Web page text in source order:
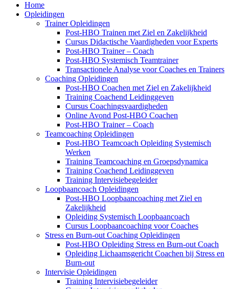
Home
Opleidingen
Trainer Opleidingen
Post-HBO Trainen met Ziel en Zakelijkheid
Cursus Didactische Vaardigheden voor Experts
Post-HBO Trainer – Coach
Post-HBO Systemisch Teamtrainer
Transactionele Analyse voor Coaches en Trainers
Coaching Opleidingen
Post-HBO Coachen met Ziel en Zakelijkheid
Training Coachend Leidinggeven
Cursus Coachingsvaardigheden
Online Avond Post-HBO Coachen
Post-HBO Trainer – Coach
Teamcoaching Opleidingen
Post-HBO Teamcoach Opleiding Systemisch
Werken
Training Teamcoaching en Groepsdynamica
Training Coachend Leidinggeven
Training Intervisiebegeleider
Loopbaancoach Opleidingen
Post-HBO Loopbaancoaching met Ziel en
Zakelijkheid
Opleiding Systemisch Loopbaancoach
Cursus Loopbaancoaching voor Coaches
Stress en Burn-out Coaching Opleidingen
Post-HBO Opleiding Stress en Burn-out Coach
Opleiding Lichaamsgericht Coachen bij Stress en
Burn-out
Intervisie Opleidingen
Training Intervisiebegeleider